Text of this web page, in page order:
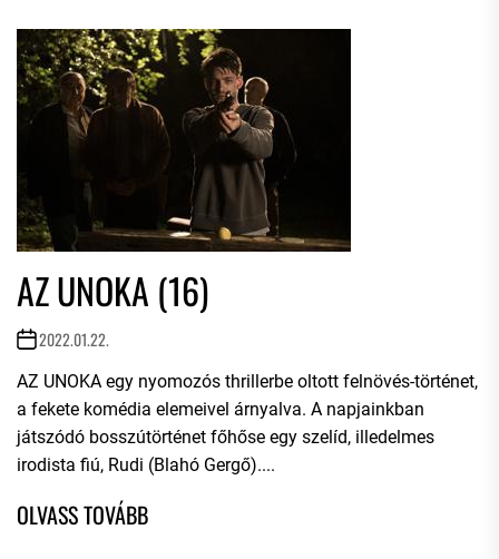
AZ UNOKA (16)
2022.01.22.
AZ UNOKA egy nyomozós thrillerbe oltott felnövés-történet,
a fekete komédia elemeivel árnyalva. A napjainkban
játszódó bosszútörténet főhőse egy szelíd, illedelmes
irodista fiú, Rudi (Blahó Gergő)....